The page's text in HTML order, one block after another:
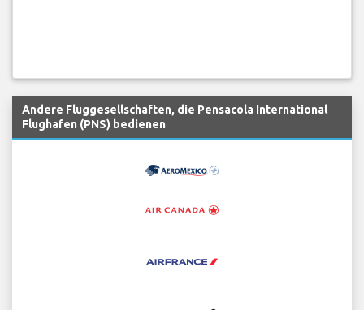
Andere Fluggesellschaften, die Pensacola International
Flughafen (PNS) bedienen